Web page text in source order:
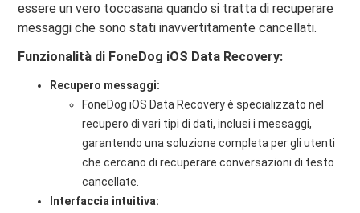
essere un vero toccasana quando si tratta di recuperare
messaggi che sono stati inavvertitamente cancellati.
Funzionalità di FoneDog iOS Data Recovery:
Recupero messaggi:
FoneDog iOS Data Recovery è specializzato nel
recupero di vari tipi di dati, inclusi i messaggi,
garantendo una soluzione completa per gli utenti
che cercano di recuperare conversazioni di testo
cancellate.
Interfaccia intuitiva: